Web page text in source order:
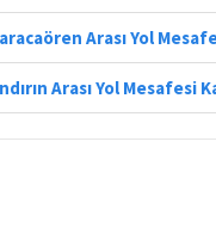
Arası Yol
Arası Yol Mesafesi